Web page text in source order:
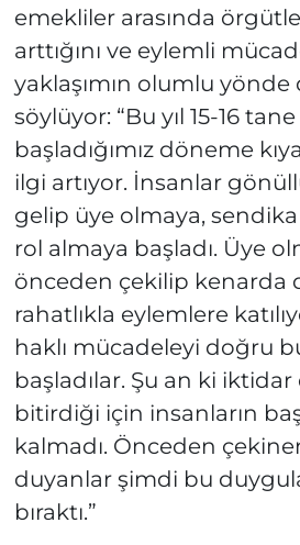
emekliler arasında
arttığını ve eylemli
yaklaşımın olumlu
söylüyor: “Bu yıl 15-16
başladığımız döneme
ilgi artıyor. İnsanlar
gelip üye olmaya,
rol almaya başladı. Üye
önceden çekilip kenarda
rahatlıkla eylemlere
haklı mücadeleyi doğru
başladılar. Şu an ki
bitirdiği için insanların
kalmadı. Önceden
duyanlar şimdi bu
bıraktı.”